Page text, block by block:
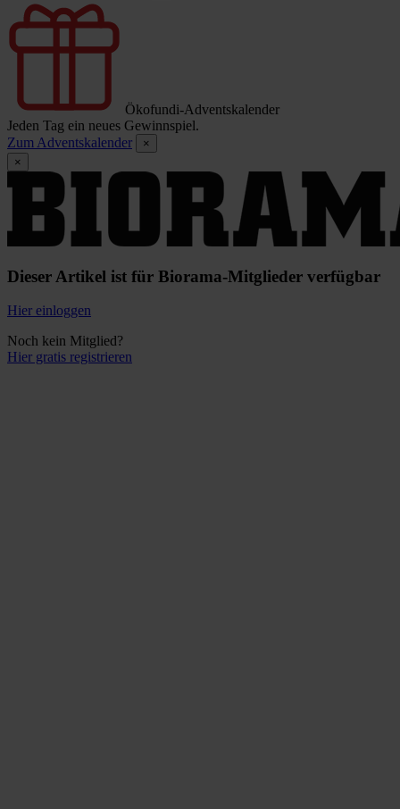
Ökofundi-Adventskalender
Jeden Tag ein neues Gewinnspiel.
Zum Adventskalender
×
×
Dieser Artikel ist für Biorama-Mitglieder verfügbar
Hier einloggen
Noch kein Mitglied?
Hier gratis registrieren